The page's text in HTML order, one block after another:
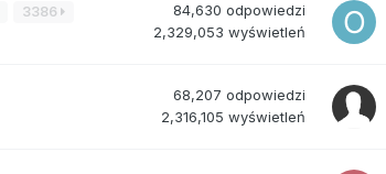
3386 84,630 odpowiedzi
2,329,053 wyświetleń
68,207 odpowiedzi
2,316,105 wyświetleń